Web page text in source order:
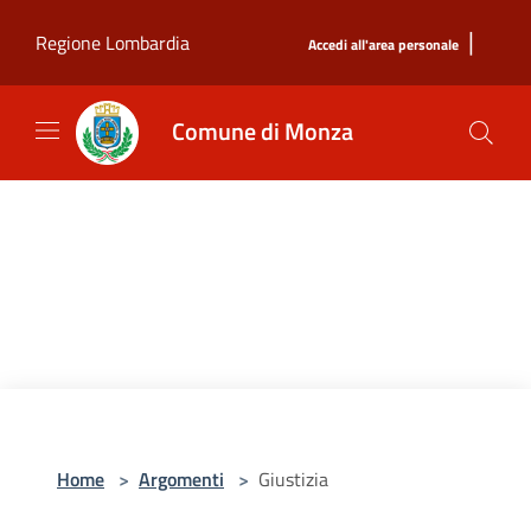
Regione Lombardia
Accedi all'area personale |
Comune di Monza
Home > Argomenti > Giustizia